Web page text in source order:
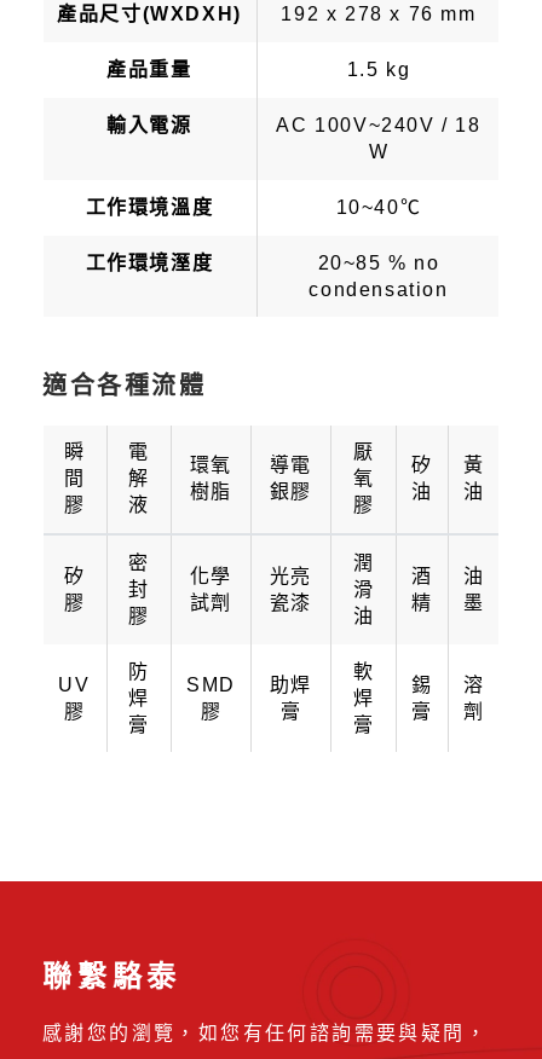
產品尺寸(WXDXH) 192 x 278 x 76 mm
產品重量 1.5 kg
輸入電源
AC 100V~240V / 18
W
工作環境溫度 10~40℃
工作環境溼度
20~85 % no
condensation
適合各種流體
瞬
間
膠
電
解
液
環氧
樹脂
導電
銀膠
厭
氧
膠
矽
油
黃
油
矽
膠
密
封
膠
化學
試劑
光亮
瓷漆
潤
滑
油
酒
精
油
墨
UV
膠
防
焊
膏
SMD
膠
助焊
膏
軟
焊
膏
錫
膏
溶
劑
聯繫駱泰
感謝您的瀏覽，如您有任何諮詢需要與疑問，